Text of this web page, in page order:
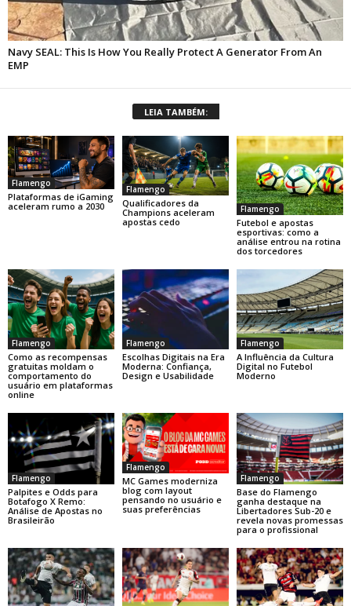
LEIA TAMBÉM:
Flamengo
Plataformas de iGaming
aceleram rumo a 2030
Flamengo
Qualificadores da
Champions aceleram
apostas cedo
Flamengo
Futebol e apostas
esportivas: como a
análise entrou na rotina
dos torcedores
Flamengo
Como as recompensas
gratuitas moldam o
comportamento do
usuário em plataformas
online
Flamengo
Escolhas Digitais na Era
Moderna: Confiança,
Design e Usabilidade
Flamengo
A Influência da Cultura
Digital no Futebol
Moderno
Flamengo
Palpites e Odds para
Botafogo X Remo:
Análise de Apostas no
Brasileirão
Flamengo
MC Games moderniza
blog com layout
pensando no usuário e
suas preferências
Flamengo
Base do Flamengo
ganha destaque na
Libertadores Sub-20 e
revela novas promessas
para o profissional